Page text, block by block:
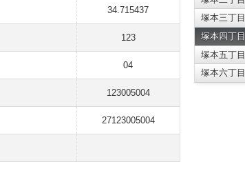
34.715437
123
04
123005004
27123005004
塚本三丁目
塚本四丁目
塚本五丁目
塚本六丁目